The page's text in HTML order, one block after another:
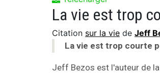
Citation sur la vie de Jeff
La vie est trop courte
Jeff Bezos est l'auteur de la